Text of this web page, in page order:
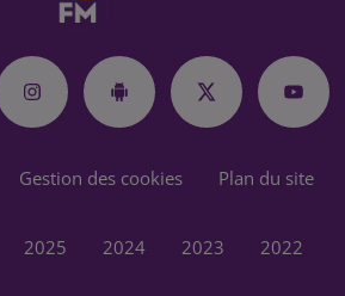
Gestion des cookies Plan du site
2025 2024 2023 2022